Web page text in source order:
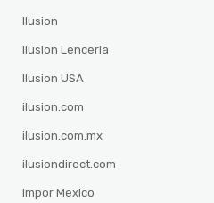
Ilusion
Ilusion Lenceria
Ilusion USA
ilusion.com
ilusion.com.mx
ilusiondirect.com
Impor Mexico